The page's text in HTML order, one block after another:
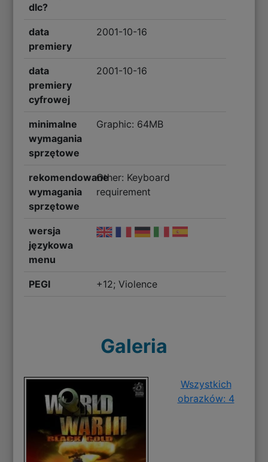
dlc?
data
premiery
2001-10-16
data
premiery
cyfrowej
2001-10-16
minimalne
wymagania
sprzętowe
Graphic: 64MB
rekomendowane
wymagania
sprzętowe
Other: Keyboard
requirement
wersja
językowa
menu
PEGI +12; Violence
Galeria
Wszystkich
obrazków: 4